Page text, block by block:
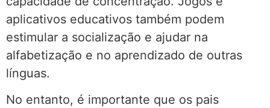
aplicativos educativos também podem
estimular a socialização e ajudar na
alfabetização e no aprendizado de outras
línguas.
No entanto, é importante que os pais